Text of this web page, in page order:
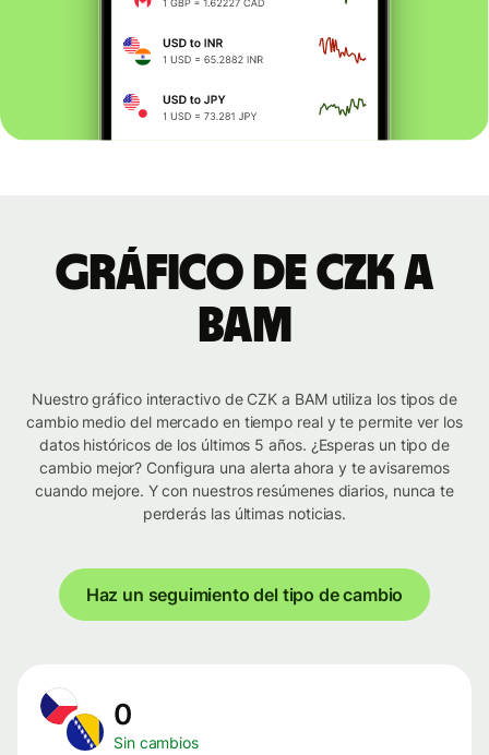
Gráfico de CZK a
BAM
Nuestro gráfico interactivo de CZK a BAM utiliza los tipos de
cambio medio del mercado en tiempo real y te permite ver los
datos históricos de los últimos 5 años. ¿Esperas un tipo de
cambio mejor? Configura una alerta ahora y te avisaremos
cuando mejore. Y con nuestros resúmenes diarios, nunca te
perderás las últimas noticias.
Haz un seguimiento del tipo de cambio
0
Sin cambios